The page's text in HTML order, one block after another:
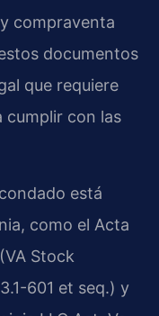
compraventa
documentos
que requiere
cumplir con las
está
como el Acta
Stock
601 et seq.) y